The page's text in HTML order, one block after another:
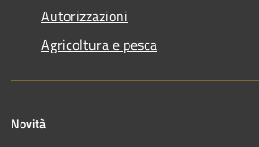
Autorizzazioni
Agricoltura e pesca
Novità